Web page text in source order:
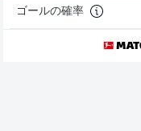
ゴールの確率